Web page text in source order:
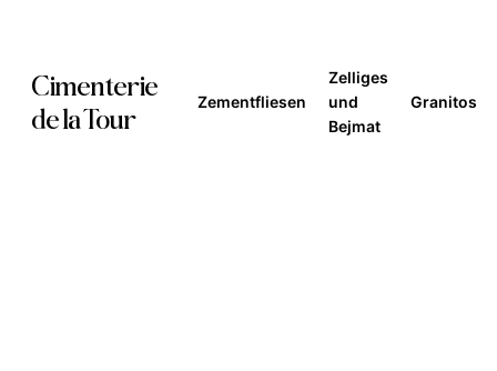
main
content
Cimenterie
de la Tour
Zementfliesen
Zelliges
und
Bejmat
Granitos